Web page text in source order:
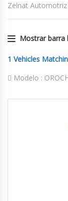
Zelnat Automotriz
Mostrar barra
1 Vehicles
Modelo :